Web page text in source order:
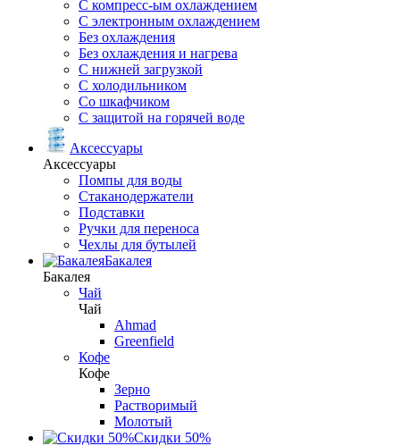
С компресс-ым охлаждением
С электронным охлаждением
Без охлаждения
Без охлаждения и нагрева
С нижней загрузкой
С холодильником
Со шкафчиком
С защитой на горячей воде
Аксессуары
Аксессуары
Помпы для воды
Стаканодержатели
Подставки
Ручки для переноса
Чехлы для бутылей
Бакалея
Бакалея
Чай
Чай
Ahmad
Greenfield
Кофе
Кофе
Зерно
Растворимый
Молотый
Скидки 50%